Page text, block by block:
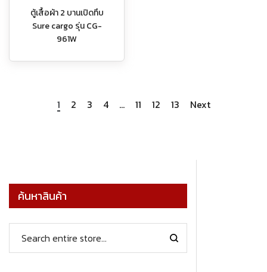
ตู้เสื้อผ้า 2 บานเปิดทึบ
Sure cargo รุ่น CG-
961W
1 2 3 4 … 11 12 13 Next
ค้นหาสินค้า